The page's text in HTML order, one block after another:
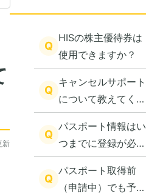
新
Q
HISの株主優待券は
使用できますか？
Q
キャンセルサポート
について教えてくだ
さい。
Q
パスポート情報はい
つまでに登録が必要
ですか？
Q
パスポート取得前
（申請中）でも予約